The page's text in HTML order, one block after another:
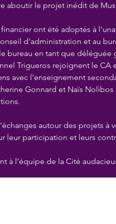
aboutir le projet inédit de
ont été adoptés à
d'administration et au
bureau en tant que déléguée
Trigueros rejoignent le CA
avec l'enseignement
Gonnard et Naïs
autour des projets à
leur participation et leurs
à l’équipe de la Cité